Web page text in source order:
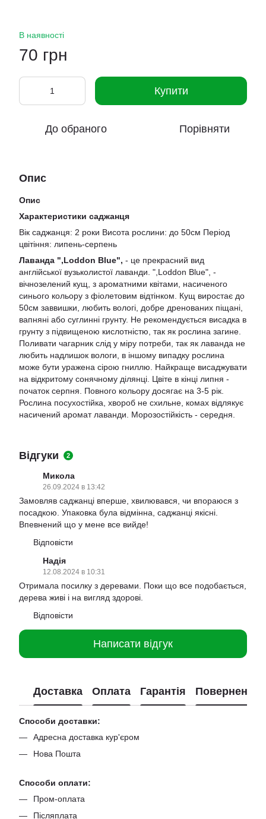
В наявності
70 грн
Купити
До обраного Порівняти
Опис
Опис
Характеристики саджанця
Вік саджанця: 2 роки Висота рослини: до 50см Період
цвітіння: липень-серпень
Лаванда ",Loddon Blue", - це прекрасний вид
англійської вузьколистої лаванди. ",Loddon Blue", -
вічнозелений кущ, з ароматними квітами, насиченого
синього кольору з фіолетовим відтінком. Кущ виростає до
50см заввишки, любить вологі, добре дренованих піщані,
вапняні або суглинні грунту. Не рекомендується висадка в
грунту з підвищеною кислотністю, так як рослина загине.
Поливати чагарник слід у міру потреби, так як лаванда не
любить надлишок вологи, в іншому випадку рослина
може бути уражена сірою гниллю. Найкраще висаджувати
на відкритому сонячному ділянці. Цвіте в кінці липня -
початок серпня. Повного кольору досягає на 3-5 рік.
Рослина посухостійка, хвороб не схильне, комах відлякує
насичений аромат лаванди. Морозостійкість - середня.
Відгуки 2
Микола
26.09.2024 в 13:42
Замовляв саджанці вперше, хвилювався, чи впораюся з
посадкою. Упаковка була відмінна, саджанці якісні.
Впевнений що у мене все вийде!
Відповісти
Надія
12.08.2024 в 10:31
Отримала посилку з деревами. Поки що все подобається,
дерева живі і на вигляд здорові.
Відповісти
Написати відгук
Доставка Оплата Гарантія Повернення
Способи доставки:
Адресна доставка кур'єром
Нова Пошта
Способи оплати:
Пром-оплата
Післяплата